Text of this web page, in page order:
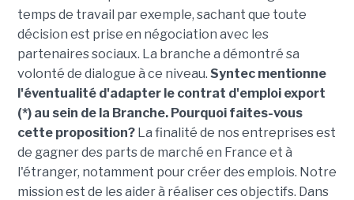
temps de travail par exemple, sachant que toute
décision est prise en négociation avec les
partenaires sociaux. La branche a démontré sa
volonté de dialogue à ce niveau. Syntec mentionne
l'éventualité d'adapter le contrat d'emploi export
(*) au sein de la Branche. Pourquoi faites-vous
cette proposition? La finalité de nos entreprises est
de gagner des parts de marché en France et à
l'étranger, notamment pour créer des emplois. Notre
mission est de les aider à réaliser ces objectifs. Dans